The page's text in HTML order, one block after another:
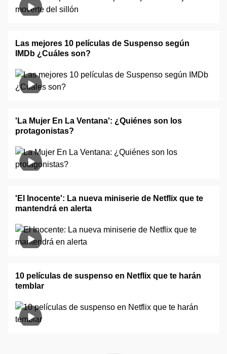
Las mejores 10 películas de Suspenso según
IMDb ¿Cuáles son?
'La Mujer En La Ventana': ¿Quiénes son los
protagonistas?
'El Inocente': La nueva miniserie de Netflix que te
mantendrá en alerta
10 películas de suspenso en Netflix que te harán
temblar